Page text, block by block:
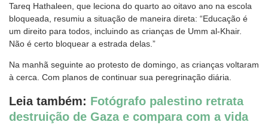
Tareq Hathaleen, que leciona do quarto ao oitavo ano na escola
bloqueada, resumiu a situação de maneira direta: “Educação é
um direito para todos, incluindo as crianças de Umm al-Khair.
Não é certo bloquear a estrada delas.”
Na manhã seguinte ao protesto de domingo, as crianças voltaram
à cerca. Com planos de continuar sua peregrinação diária.
Leia também: Fotógrafo palestino retrata
destruição de Gaza e compara com a vida